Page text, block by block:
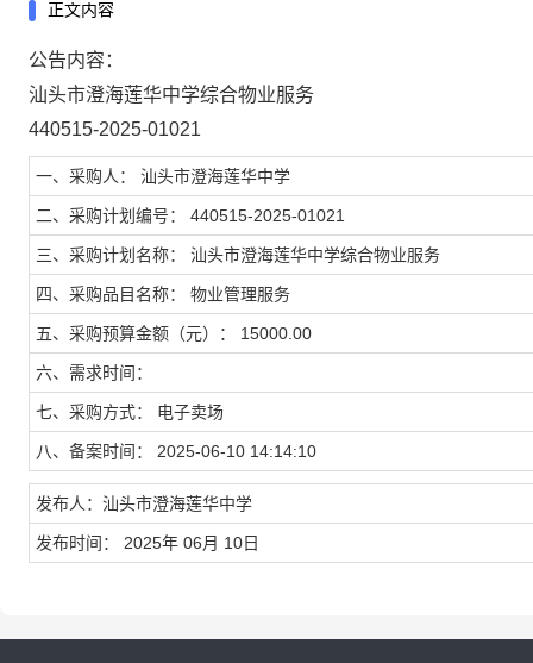
正文内容
公告内容：
汕头市澄海莲华中学综合物业服务
440515-2025-01021
一、采购人： 汕头市澄海莲华中学
二、采购计划编号： 440515-2025-01021
三、采购计划名称： 汕头市澄海莲华中学综合物业服务
四、采购品目名称： 物业管理服务
五、采购预算金额（元）： 15000.00
六、需求时间：
七、采购方式： 电子卖场
八、备案时间： 2025-06-10 14:14:10
发布人：汕头市澄海莲华中学
发布时间： 2025年 06月 10日